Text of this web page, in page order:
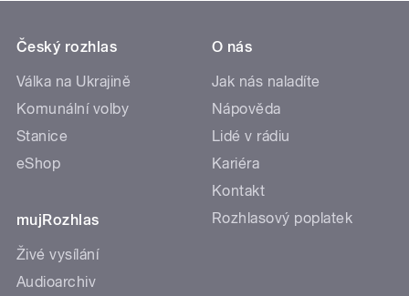
Český rozhlas
Válka na Ukrajině
Komunální volby
Stanice
eShop
mujRozhlas
Živé vysílání
Audioarchiv
O nás
Jak nás naladíte
Nápověda
Lidé v rádiu
Kariéra
Kontakt
Rozhlasový poplatek